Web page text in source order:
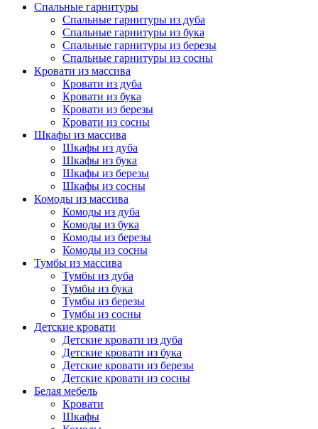
Спальные гарнитуры
Спальные гарнитуры из дуба
Спальные гарнитуры из бука
Спальные гарнитуры из березы
Спальные гарнитуры из сосны
Кровати из массива
Кровати из дуба
Кровати из бука
Кровати из березы
Кровати из сосны
Шкафы из массива
Шкафы из дуба
Шкафы из бука
Шкафы из березы
Шкафы из сосны
Комоды из массива
Комоды из дуба
Комоды из бука
Комоды из березы
Комоды из сосны
Тумбы из массива
Тумбы из дуба
Тумбы из бука
Тумбы из березы
Тумбы из сосны
Детские кровати
Детские кровати из дуба
Детские кровати из бука
Детские кровати из березы
Детские кровати из сосны
Белая мебель
Кровати
Шкафы